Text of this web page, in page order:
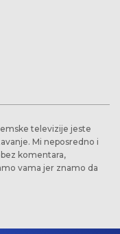
televizije jeste
Mi neposredno i
komentara,
vama jer znamo da